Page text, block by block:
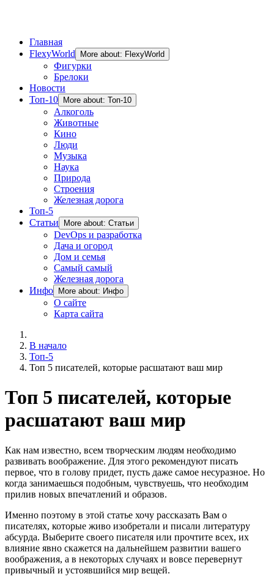
Главная
FlexyWorld
More about: FlexyWorld
Фигурки
Брелоки
Новости
Топ-10
More about: Топ-10
Алкоголь
Животные
Кино
Люди
Музыка
Наука
Природа
Строения
Железная дорога
Топ-5
Статьи
More about: Статьи
DevOps и разработка
Дача и огород
Дом и семья
Самый самый
Железная дорога
Инфо
More about: Инфо
О сайте
Карта сайта
В начало
Топ-5
Топ 5 писателей, которые расшатают ваш мир
Топ 5 писателей, которые
расшатают ваш мир
Как нам известно, всем творческим людям необходимо
развивать воображение. Для этого рекомендуют писать
первое, что в голову придет, пусть даже самое несуразное. Но
когда занимаешься подобным, чувствуешь, что необходим
прилив новых впечатлений и образов.
Именно поэтому в этой статье хочу рассказать Вам о
писателях, которые живо изобретали и писали литературу
абсурда. Выберите своего писателя или прочтите всех, их
влияние явно скажется на дальнейшем развитии вашего
воображения, а в некоторых случаях и вовсе перевернут
привычный и устоявшийся мир вещей.